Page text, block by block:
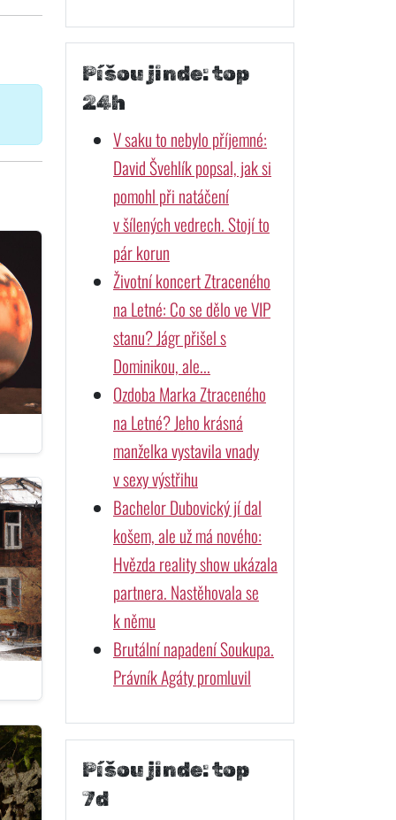
Píšou jinde: top
24h
V saku to nebylo příjemné:
David Švehlík popsal, jak si
pomohl při natáčení
v šílených vedrech. Stojí to
pár korun
Životní koncert Ztraceného
na Letné: Co se dělo ve VIP
stanu? Jágr přišel s
Dominikou, ale...
Ozdoba Marka Ztraceného
na Letné? Jeho krásná
manželka vystavila vnady
v sexy výstřihu
Bachelor Dubovický jí dal
košem, ale už má nového:
Hvězda reality show ukázala
partnera. Nastěhovala se
k němu
Brutální napadení Soukupa.
Právník Agáty promluvil
Píšou jinde: top
7d